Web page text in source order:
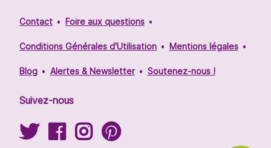
Contact Foire aux questions
Conditions Générales d'Utilisation Mentions légales
Blog Alertes & Newsletter Soutenez-nous !
Suivez-nous